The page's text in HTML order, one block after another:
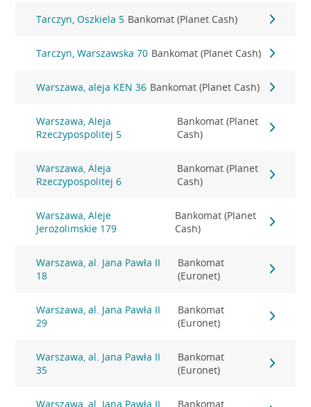
Tarczyn, Oszkiela 5 Bankomat (Planet Cash)
Tarczyn, Warszawska 70 Bankomat (Planet Cash)
Warszawa, aleja KEN 36 Bankomat (Planet Cash)
Warszawa, Aleja
Rzeczypospolitej 5
Bankomat (Planet
Cash)
Warszawa, Aleja
Rzeczypospolitej 6
Bankomat (Planet
Cash)
Warszawa, Aleje
Jerozolimskie 179
Bankomat (Planet
Cash)
Warszawa, al. Jana Pawła II
18
Bankomat
(Euronet)
Warszawa, al. Jana Pawła II
29
Bankomat
(Euronet)
Warszawa, al. Jana Pawła II
35
Bankomat
(Euronet)
Warszawa, al. Jana Pawła II
Bankomat